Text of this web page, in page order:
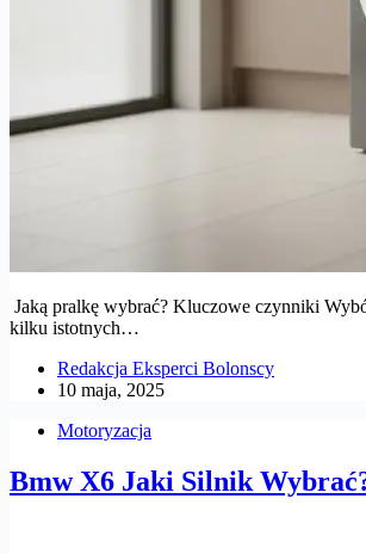
Jaką pralkę wybrać? Kluczowe czynniki
kilku istotnych…
Redakcja Eksperci Bolonscy
10 maja, 2025
Motoryzacja
Bmw X6 Jaki Silnik